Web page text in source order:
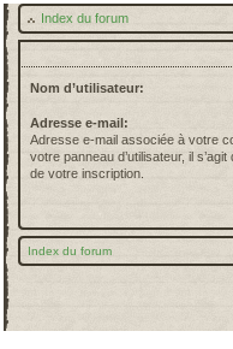
Index du forum
Nom d’utilisateur:
Adresse e-mail:
Adresse e-mail associée à votre
votre panneau d’utilisateur, il
de votre inscription.
Index du forum